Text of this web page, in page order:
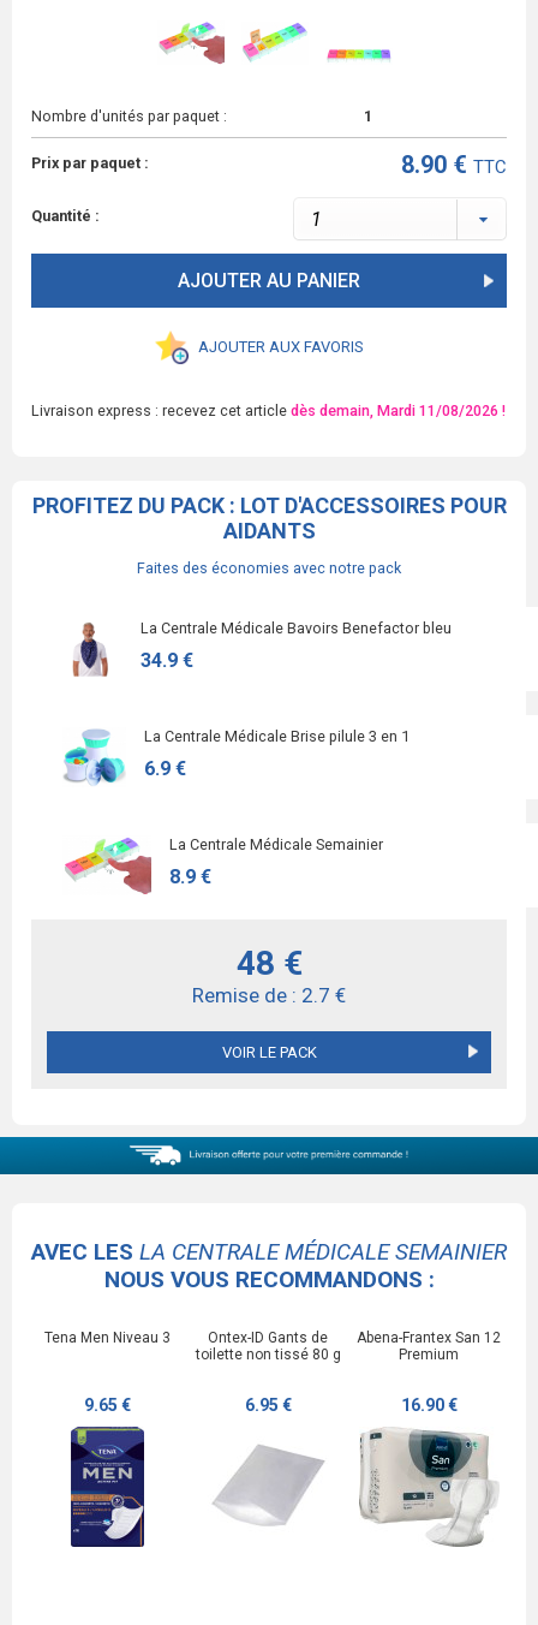
Nombre d'unités par paquet : 1
Prix par paquet : 8.90 € TTC
Quantité :
AJOUTER AU PANIER
AJOUTER AUX FAVORIS
Livraison express : recevez cet article dès demain, Mardi 11/08/2026 !
PROFITEZ DU PACK : LOT D'ACCESSOIRES POUR
AIDANTS
Faites des économies avec notre pack
La Centrale Médicale Bavoirs Benefactor bleu
34.9 €
La Centrale Médicale Brise pilule 3 en 1
6.9 €
La Centrale Médicale Semainier
8.9 €
48 €
Remise de : 2.7 €
VOIR LE PACK
AVEC LES LA CENTRALE MÉDICALE SEMAINIER
NOUS VOUS RECOMMANDONS :
Tena Men Niveau 3
9.65 €
Ontex-ID Gants de
toilette non tissé 80 g
6.95 €
Abena-Frantex San 12
Premium
16.90 €